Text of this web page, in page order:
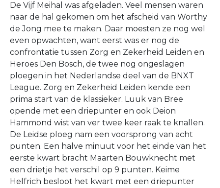
De Vijf Meihal was afgeladen. Veel mensen waren
naar de hal gekomen om het afscheid van Worthy
de Jong mee te maken. Daar moesten ze nog wel
even opwachten, want eerst was er nog de
confrontatie tussen Zorg en Zekerheid Leiden en
Heroes Den Bosch, de twee nog ongeslagen
ploegen in het Nederlandse deel van de BNXT
League. Zorg en Zekerheid Leiden kende een
prima start van de klassieker. Luuk van Bree
opende met een driepunter en ook Deion
Hammond wist van ver twee keer raak te knallen.
De Leidse ploeg nam een voorsprong van acht
punten. Een halve minuut voor het einde van het
eerste kwart bracht Maarten Bouwknecht met
een drietje het verschil op 9 punten. Keime
Helfrich besloot het kwart met een driepunter